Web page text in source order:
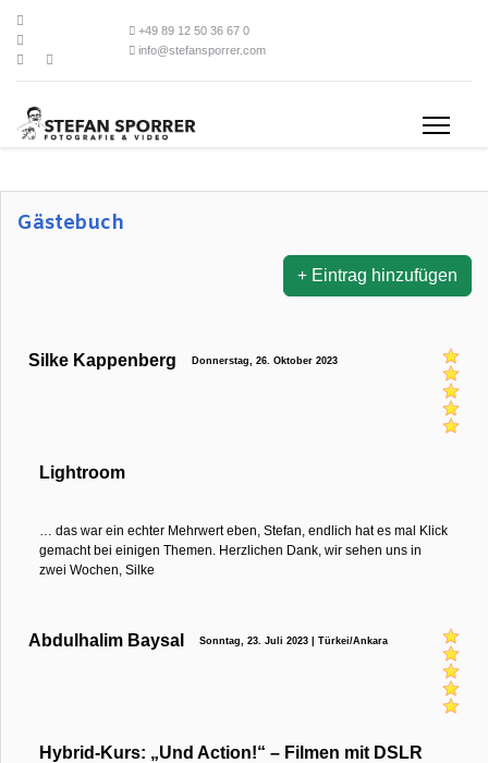
+49 89 12 50 36 67 0
info@stefansporrer.com
Gästebuch
Eintrag hinzufügen
Silke Kappenberg Donnerstag, 26. Oktober 2023
Lightroom
… das war ein echter Mehrwert eben, Stefan, endlich hat es mal Klick
gemacht bei einigen Themen. Herzlichen Dank, wir sehen uns in
zwei Wochen, Silke
Abdulhalim Baysal Sonntag, 23. Juli 2023 | Türkei/Ankara
Hybrid-Kurs: „Und Action!“ – Filmen mit DSLR